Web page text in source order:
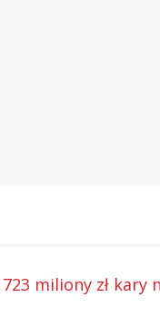
723 miliony zł kary